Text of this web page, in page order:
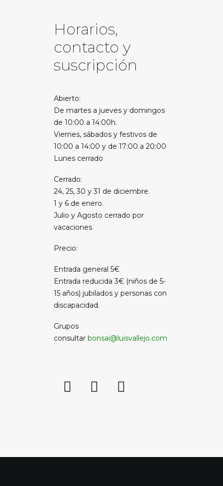
Horarios,
contacto y
suscripción
Abierto:
De martes a jueves y domingos
de 10:00 a 14:00h.
Viernes, sábados y festivos de
10:00 a 14:00 y de 17:00 a 20:00
Lunes cerrado
Cerrado:
24, 25, 30 y 31 de diciembre.
1 y 6 de enero.
Julio y Agosto cerrado por
vacaciones
Precio:
Entrada general 5€
Entrada reducida 3€ (niños de 5-
15 años) jubilados y personas con
discapacidad.
Grupos
consultar bonsai@luisvallejo.com